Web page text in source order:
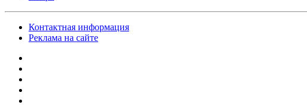
Контактная информация
Реклама на сайте